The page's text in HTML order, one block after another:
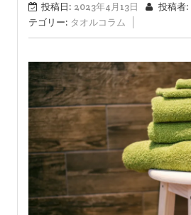
投稿日: 2023年4月13日 投稿者:
テゴリー: タオルコラム